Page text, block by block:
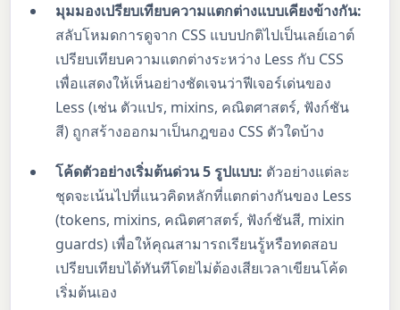
มุมมองเปรียบเทียบความแตกต่างแบบเคียงข้างกัน:
สลับโหมดการดูจาก CSS แบบปกติไปเป็นเลย์เอาต์
เปรียบเทียบความแตกต่างระหว่าง Less กับ CSS
เพื่อแสดงให้เห็นอย่างชัดเจนว่าฟีเจอร์เด่นของ
Less (เช่น ตัวแปร, mixins, คณิตศาสตร์, ฟังก์ชัน
สี) ถูกสร้างออกมาเป็นกฎของ CSS ตัวใดบ้าง
โค้ดตัวอย่างเริ่มต้นด่วน 5 รูปแบบ: ตัวอย่างแต่ละ
ชุดจะเน้นไปที่แนวคิดหลักที่แตกต่างกันของ Less
(tokens, mixins, คณิตศาสตร์, ฟังก์ชันสี, mixin
guards) เพื่อให้คุณสามารถเรียนรู้หรือทดสอบ
เปรียบเทียบได้ทันทีโดยไม่ต้องเสียเวลาเขียนโค้ด
เริ่มต้นเอง